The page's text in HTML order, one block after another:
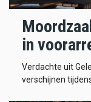
in
Verdachte uit
verschijnen